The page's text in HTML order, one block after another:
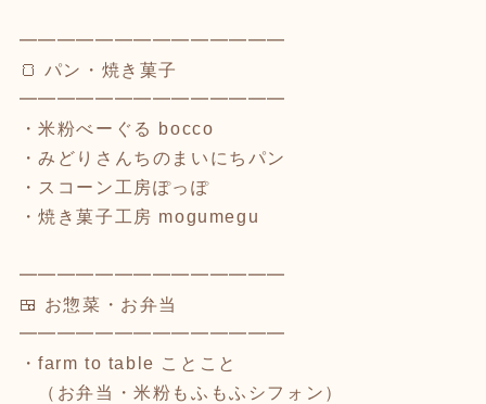
━━━━━━━━━━━━━━
🍞 パン・焼き菓子
━━━━━━━━━━━━━━
・米粉べーぐる bocco
・みどりさんちのまいにちパン
・スコーン工房ぽっぽ
・焼き菓子工房 mogumegu
━━━━━━━━━━━━━━
🍱 お惣菜・お弁当
━━━━━━━━━━━━━━
・farm to table ことこと
（お弁当・米粉もふもふシフォン）